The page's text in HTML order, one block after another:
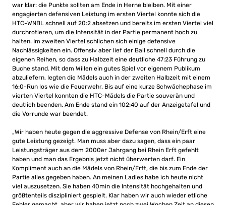
war klar: die Punkte sollten am Ende in Herne bleiben. Mit einer
engagierten defensiven Leistung im ersten Viertel konnte sich die
HTC-WNBL schnell auf 20:2 absetzen und bereits im ersten Viertel viel
durchrotieren, um die Intensität in der Partie permanent hoch zu
halten. Im zweiten Viertel schlichen sich einige defensive
Nachlässigkeiten ein. Offensiv aber lief der Ball schnell durch die
eigenen Reihen, so dass zu Halbzeit eine deutliche 47:23 Führung zu
Buche stand. Mit dem Willen ein gutes Spiel vor eigenem Publikum
abzuliefern, legten die Mädels auch in der zweiten Halbzeit mit einem
16:0-Run los wie die Feuerwehr. Bis auf eine kurze Schwächephase im
vierten Viertel konnten die HTC-Mädels die Partie souverän und
deutlich beenden. Am Ende stand ein 102:40 auf der Anzeigetafel und
die Vorrunde war beendet.
„Wir haben heute gegen die aggressive Defense von Rhein/Erft eine
gute Leistung gezeigt. Man muss aber dazu sagen, dass ein paar
Leistungsträger aus dem 2000er Jahrgang bei Rhein Erft gefehlt
haben und man das Ergebnis jetzt nicht überwerten darf. Ein
Kompliment auch an die Mädels von Rhein/Erft, die bis zum Ende der
Partie alles gegeben haben. An meinen Ladies habe ich heute nicht
viel auszusetzen. Sie haben 40min die Intensität hochgehalten und
größtenteils diszipliniert gespielt. Klar haben wir auch wieder etliche